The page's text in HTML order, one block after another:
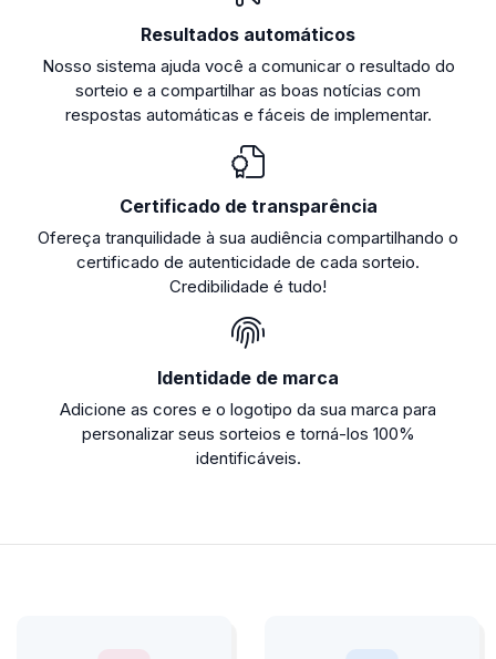
Resultados automáticos
Nosso sistema ajuda você a comunicar o resultado do
sorteio e a compartilhar as boas notícias com
respostas automáticas e fáceis de implementar.
Certificado de transparência
Ofereça tranquilidade à sua audiência compartilhando o
certificado de autenticidade de cada sorteio.
Credibilidade é tudo!
Identidade de marca
Adicione as cores e o logotipo da sua marca para
personalizar seus sorteios e torná-los 100%
identificáveis.